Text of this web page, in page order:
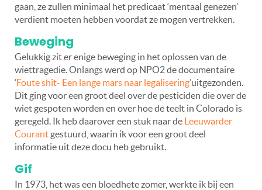
gaan, ze zullen minimaal het predicaat ‘mentaal genezen’
verdient moeten hebben voordat ze mogen vertrekken.
Beweging
Gelukkig zit er enige beweging in het oplossen van de
wiettragedie. Onlangs werd op NPO2 de documentaire
‘Foute shit- Een lange mars naar legalisering’uitgezonden.
Dit ging voor een groot deel over de pesticiden die over de
wiet gespoten worden en over hoe de teelt in Colorado is
geregeld. Ik heb daarover een stuk naar de Leeuwarder
Courant gestuurd, waarin ik voor een groot deel
informatie uit deze docu heb gebruikt.
Gif
In 1973, het was een bloedhete zomer, werkte ik bij een